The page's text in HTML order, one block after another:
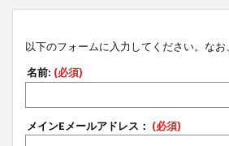
以下のフォームに入力してください。な
名前: (必須)
メインEメールアドレス： (必須)